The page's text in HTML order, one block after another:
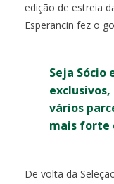
edição de estreia
Esperancin fez o
Seja Sócio
vários
mais forte
De volta da